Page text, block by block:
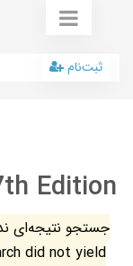
ثبت‌نام
Edition
جستجو نتیجه‌ای